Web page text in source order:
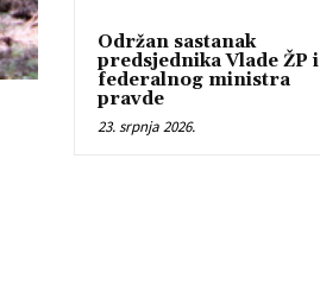
Održan sastanak
predsjednika Vlade ŽP i
federalnog ministra
pravde
23. srpnja 2026.